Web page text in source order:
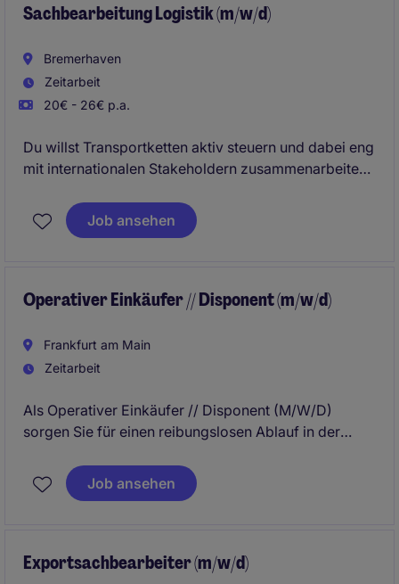
Freuen Sie sich auf ein modernes Umfeld, in dem Ihre
Ergebnisse und Prozesse.
Sachbearbeitung Logistik (m/w/d)
Bremerhaven
Zeitarbeit
20€ - 26€ p.a.
Du willst Transportketten aktiv steuern und dabei eng
mit internationalen Stakeholdern zusammenarbeiten?
Planung und Umsetzung von Containertransporten
und gestaltest die Lieferkette eines globalen Players
Job ansehen
Operativer Einkäufer // Disponent (m/w/d)
Frankfurt am Main
Zeitarbeit
Als Operativer Einkäufer // Disponent (M/W/D)
sorgen Sie für einen reibungslosen Ablauf in der
dass Waren rechtzeitig und in der gewünschten
Qualität bereitgestellt werden.
Job ansehen
Exportsachbearbeiter (m/w/d)